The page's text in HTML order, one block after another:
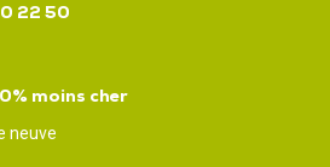
22 50
moins cher
neuve